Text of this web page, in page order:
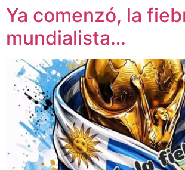
Ya comenzó, la
mundialista…